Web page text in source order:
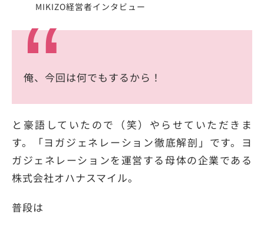
MIKIZO経営者インタビュー
俺、今回は何でもするから！
と豪語していたので（笑）やらせていただきま
す。「ヨガジェネレーション徹底解剖」です。ヨ
ガジェネレーションを運営する母体の企業である
株式会社オハナスマイル。
普段は